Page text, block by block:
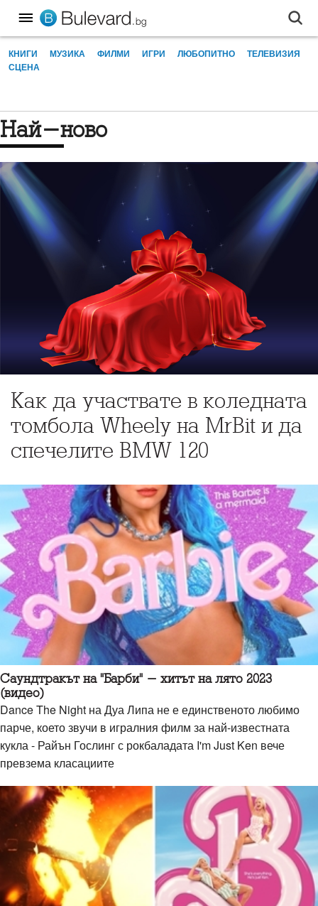
КНИГИ МУЗИКА ФИЛМИ ИГРИ ЛЮБОПИТНО
ТЕЛЕВИЗИЯ
СЦЕНА
Най-ново
Как да участвате в коледната
томбола Wheely на MrBit и да
спечелите BMW 120
Саундтракът на "Барби" - хитът на лято 2023
(видео)
Dance The Night на Дуа Липа не е единственото любимо
парче, което звучи в игралния филм за най-известната
кукла - Райън Гослинг с рокбаладата I'm Just Ken вече
превзема класациите